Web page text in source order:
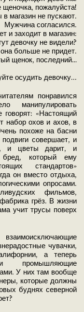
пожалуйста!
магазин не пускают.
Мужчина согласился.
и заходит в магазин:
девочку не видели?
больше не придет.
щенок, последний…
осудить девочку...
понравился
манипулировать
говорят: «Настоящий
набор охов и ахов, в
похоже на басни
совершает, и
и цветы дарит, и
бред, который ему
стандартов»
он вместо отдыха,
опросами.
фильмов,
грёз. В жизни
учит трусы поверх
чувачки,
а теперь
У них там вообще
которые должны
буднях северной